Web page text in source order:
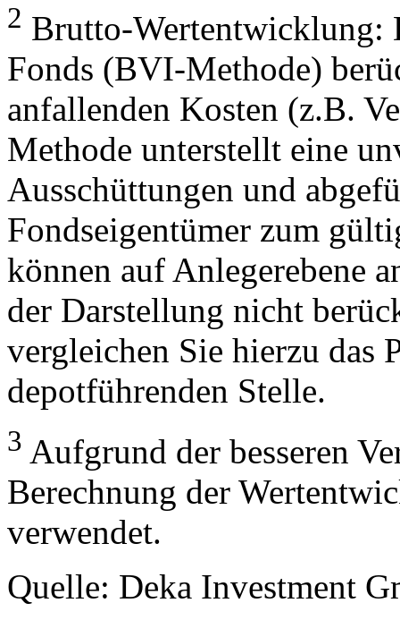
2 Brutto-Wertentwicklung:
Fonds (BVI-Methode)
anfallenden Kosten (z.B.
Methode unterstellt eine
Ausschüttungen und
Fondseigentümer zum
können auf Anlegerebene
der Darstellung nicht
vergleichen Sie hierzu das
depotführenden Stelle.
3 Aufgrund der besseren
Berechnung der
verwendet.
Quelle: Deka Investment